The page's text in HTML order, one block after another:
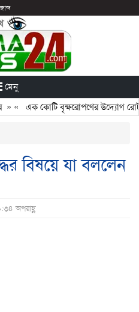
মেনু
«এক কোটি বৃক্ষরোপণের উদ্যোগ
বিষয়ে যা বললেন
অপরাহ্ণ